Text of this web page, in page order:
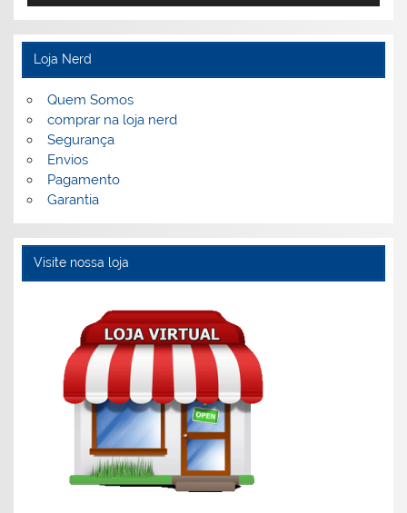
Loja Nerd
Quem Somos
comprar na loja nerd
Segurança
Envios
Pagamento
Garantia
Visite nossa loja